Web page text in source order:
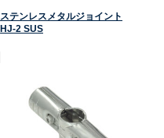
ステンレスメタルジョイント
HJ-2 SUS